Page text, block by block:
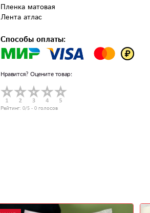
Пленка матовая
Лента атлас
Способы оплаты:
Нравится? Оцените товар:
Рейтинг: 0/5 - 0 голосов